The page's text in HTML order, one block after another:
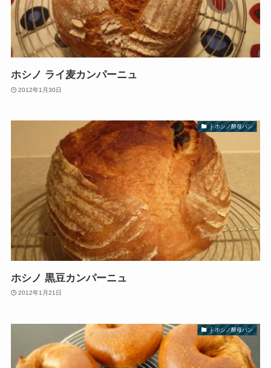
ホシノ ライ麦カンパーニュ
2012年1月30日
├ ホシノ酵母パン
ホシノ 黒豆カンパーニュ
2012年1月21日
├ ホシノ酵母パン